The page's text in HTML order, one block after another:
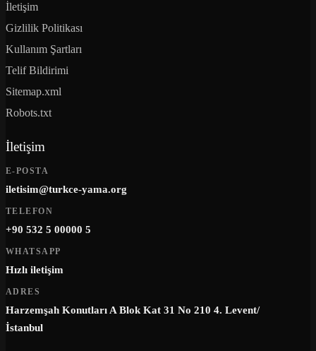
İletişim
Gizlilik Politikası
Kullanım Şartları
Telif Bildirimi
Sitemap.xml
Robots.txt
İletişim
E-POSTA
iletisim@turkce-yama.org
TELEFON
+90 532 5 00000 5
WHATSAPP
Hızlı iletişim
ADRES
Harzemşah Konutları A Blok Kat 31 No 210 4. Levent/
İstanbul